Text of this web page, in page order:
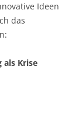
Ideen
das
als Krise